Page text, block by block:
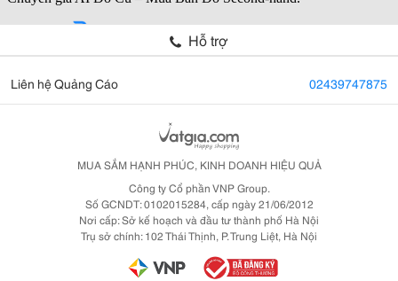
Hỗ trợ
Liên hệ Quảng Cáo 02439747875
MUA SẮM HẠNH PHÚC, KINH DOANH HIỆU QUẢ
Công ty Cổ phần VNP Group.
Số GCNDT: 0102015284, cấp ngày 21/06/2012
Nơi cấp: Sở kế hoạch và đầu tư thành phố Hà Nội
Trụ sở chính: 102 Thái Thịnh, P. Trung Liệt, Hà Nội